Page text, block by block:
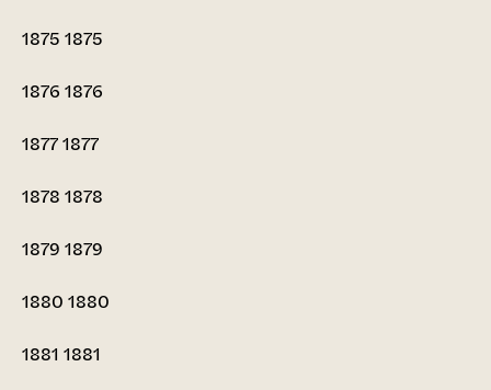
1875 1875
1876 1876
18771877
1878 1878
1879 1879
1880 1880
1881 1881